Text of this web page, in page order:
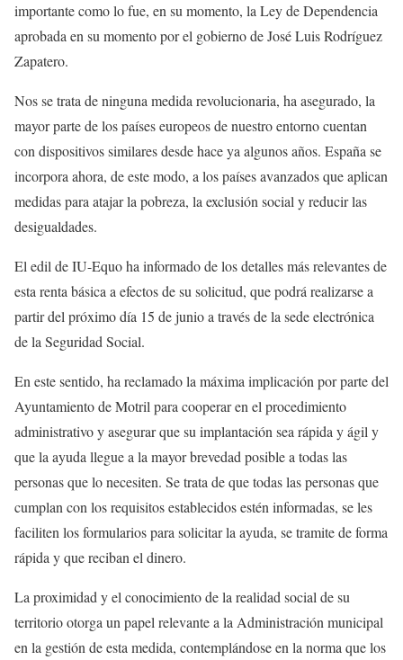
importante como lo fue, en su momento, la Ley de Dependencia
aprobada en su momento por el gobierno de José Luis Rodríguez
Zapatero.
Nos se trata de ninguna medida revolucionaria, ha asegurado, la
mayor parte de los países europeos de nuestro entorno cuentan
con dispositivos similares desde hace ya algunos años. España se
incorpora ahora, de este modo, a los países avanzados que aplican
medidas para atajar la pobreza, la exclusión social y reducir las
desigualdades.
El edil de IU-Equo ha informado de los detalles más relevantes de
esta renta básica a efectos de su solicitud, que podrá realizarse a
partir del próximo día 15 de junio a través de la sede electrónica
de la Seguridad Social.
En este sentido, ha reclamado la máxima implicación por parte del
Ayuntamiento de Motril para cooperar en el procedimiento
administrativo y asegurar que su implantación sea rápida y ágil y
que la ayuda llegue a la mayor brevedad posible a todas las
personas que lo necesiten. Se trata de que todas las personas que
cumplan con los requisitos establecidos estén informadas, se les
faciliten los formularios para solicitar la ayuda, se tramite de forma
rápida y que reciban el dinero.
La proximidad y el conocimiento de la realidad social de su
territorio otorga un papel relevante a la Administración municipal
en la gestión de esta medida, contemplándose en la norma que los